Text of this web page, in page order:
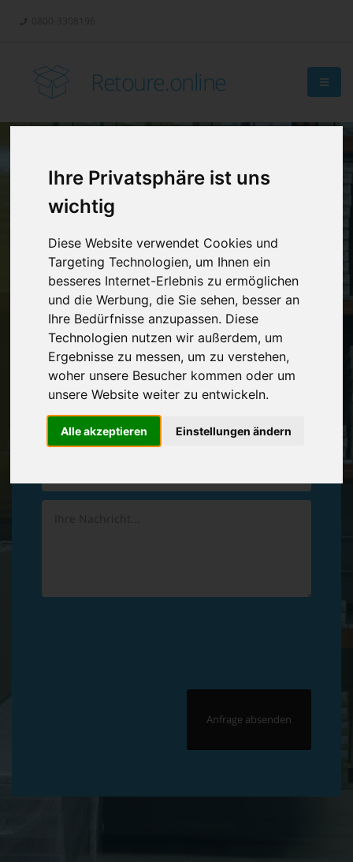
Ihre Privatsphäre ist uns
wichtig
Diese Website verwendet Cookies und
Targeting Technologien, um Ihnen ein
besseres Internet-Erlebnis zu ermöglichen
und die Werbung, die Sie sehen, besser an
Ihre Bedürfnisse anzupassen. Diese
Technologien nutzen wir außerdem, um
Ergebnisse zu messen, um zu verstehen,
woher unsere Besucher kommen oder um
unsere Website weiter zu entwickeln.
Alle akzeptieren Einstellungen ändern
Retoure.online
Retouren-
Management?
Vereinbaren Sie einenRückruf
Hinterlassen Sie uns gern eine persönliche Nachricht.